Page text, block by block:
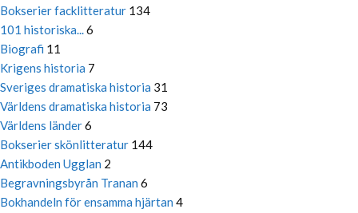
Bokserier facklitteratur 134
101 historiska...6
Biografi 11
Krigens historia 7
Sveriges dramatiska historia 31
Världens dramatiska historia 73
Världens länder6
Bokserier skönlitteratur 144
Antikboden Ugglan 2
Begravningsbyrån Tranan 6
Bokhandeln för ensamma hjärtan 4